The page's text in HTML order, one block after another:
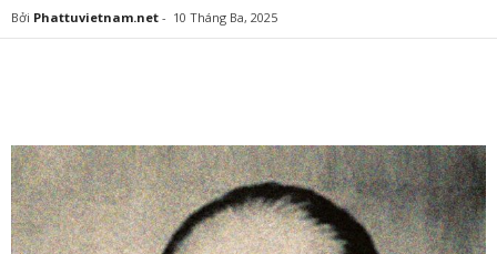
Bởi Phattuvietnam.net - 10 Tháng Ba, 2025